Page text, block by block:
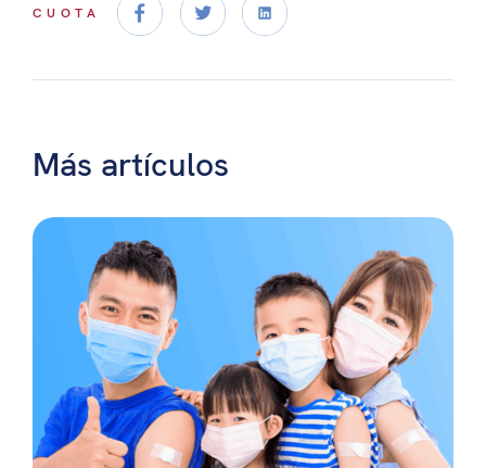
CUOTA
Más artículos